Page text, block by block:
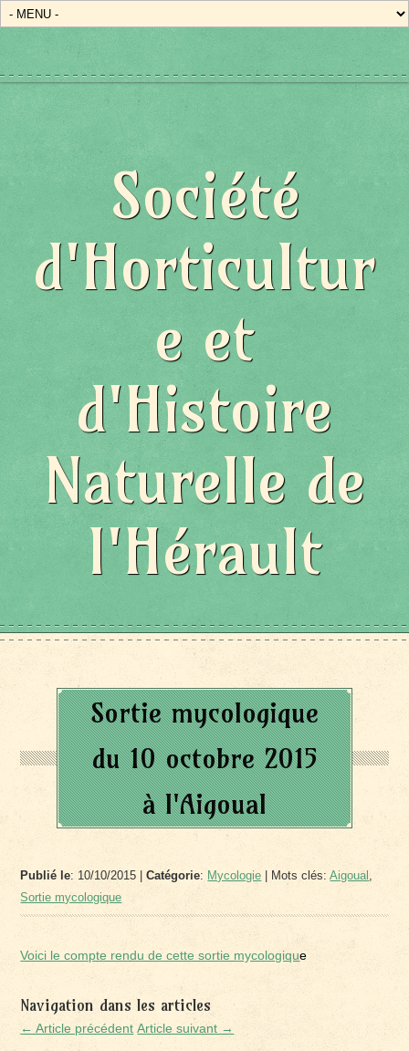
Société
d'Horticultur
e et
d'Histoire
Naturelle de
l'Hérault
Sortie mycologique
du 10 octobre 2015
à l'Aigoual
Publié le: 10/10/2015 |Catégorie: Mycologie | Mots clés:Aigoual ,
Sortie mycologique
Voici le compte rendu de cette sortie mycologique
Navigation dans les articles
← Article précédent Article suivant →